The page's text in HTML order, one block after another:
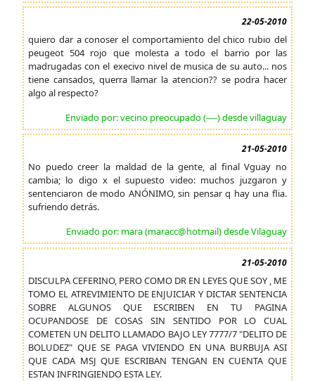
22-05-2010
quiero dar a conoser el comportamiento del chico rubio del
peugeot 504 rojo que molesta a todo el barrio por las
madrugadas con el execivo nivel de musica de su auto... nos
tiene cansados, querra llamar la atencion?? se podra hacer
algo al respecto?
Enviado por: vecino preocupado (----) desde villaguay
21-05-2010
No puedo creer la maldad de la gente, al final Vguay no
cambia; lo digo x el supuesto video: muchos juzgaron y
sentenciaron de modo ANÓNIMO, sin pensar q hay una flia.
sufriendo detrás.
Enviado por: mara (maracc@hotmail) desde Vilaguay
21-05-2010
DISCULPA CEFERINO, PERO COMO DR EN LEYES QUE SOY , ME
TOMO EL ATREVIMIENTO DE ENJUICIAR Y DICTAR SENTENCIA
SOBRE ALGUNOS QUE ESCRIBEN EN TU PAGINA
OCUPANDOSE DE COSAS SIN SENTIDO POR LO CUAL
COMETEN UN DELITO LLAMADO BAJO LEY 7777/7 "DELITO DE
BOLUDEZ" QUE SE PAGA VIVIENDO EN UNA BURBUJA ASI
QUE CADA MSJ QUE ESCRIBAN TENGAN EN CUENTA QUE
ESTAN INFRINGIENDO ESTA LEY.